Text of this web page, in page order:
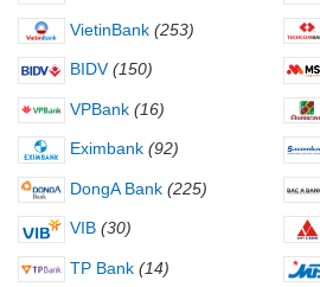
VietinBank (253)
BIDV (150)
VPBank (16)
Eximbank (92)
DongA Bank (225)
VIB (30)
TP Bank (14)